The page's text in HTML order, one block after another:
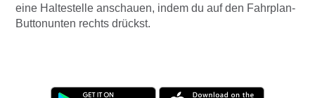
eine Haltestelle anschauen, indem du auf den Fahrplan-
Buttonunten rechts drückst.